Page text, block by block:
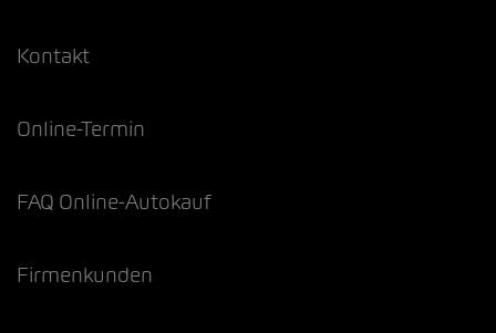
Kontakt
Online-Termin
FAQ Online-Autokauf
Firmenkunden